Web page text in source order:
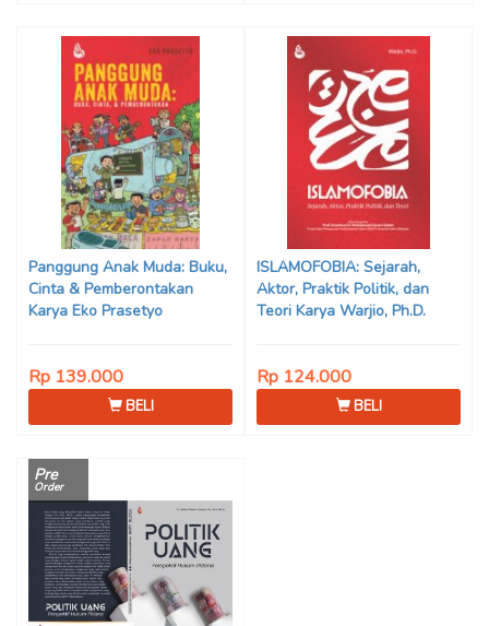
Panggung Anak Muda: Buku,
Cinta & Pemberontakan
Karya Eko Prasetyo
Rp 139.000
BELI
ISLAMOFOBIA: Sejarah,
Aktor, Praktik Politik, dan
Teori Karya Warjio, Ph.D.
Rp 124.000
BELI
Pre
Order